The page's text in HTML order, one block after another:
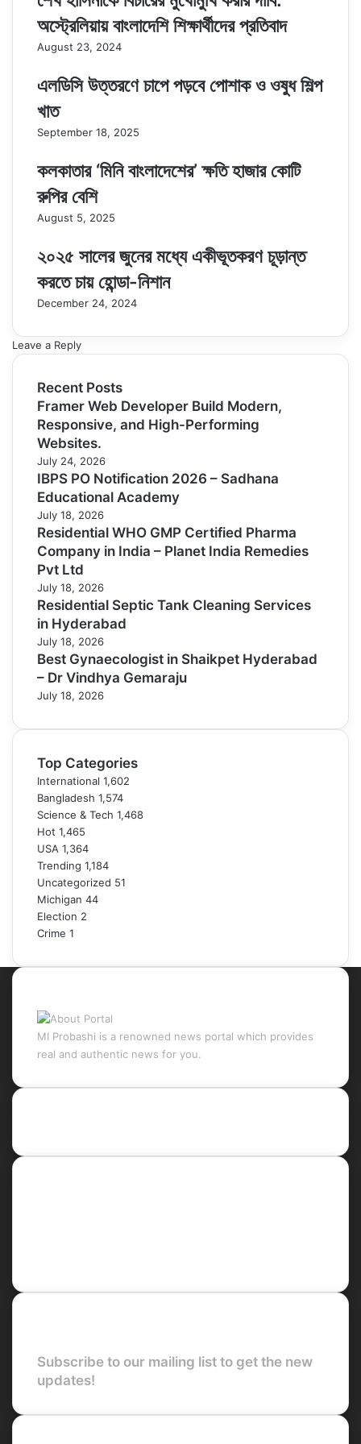
অস্ট্রেলিয়ায় বাংলাদেশি শিক্ষার্থীদের প্রতিবাদ
August 23, 2024
এলডিসি উত্তরণে চাপে পড়বে পোশাক ও ওষুধ শিল্প
খাত
September 18, 2025
কলকাতার ‘মিনি বাংলাদেশের’ ক্ষতি হাজার কোটি
রুপির বেশি
August 5, 2025
২০২৫ সালের জুনের মধ্যে একীভূতকরণ চূড়ান্ত
করতে চায় হোন্ডা-নিশান
December 24, 2024
Leave a Reply
Recent Posts
Framer Web Developer Build Modern,
Responsive, and High-Performing
Websites.
July 24, 2026
IBPS PO Notification 2026 – Sadhana
Educational Academy
July 18, 2026
Residential WHO GMP Certified Pharma
Company in India – Planet India Remedies
Pvt Ltd
July 18, 2026
Residential Septic Tank Cleaning Services
in Hyderabad
July 18, 2026
Best Gynaecologist in Shaikpet Hyderabad
– Dr Vindhya Gemaraju
July 18, 2026
Top Categories
International 1,602
Bangladesh 1,574
Science & Tech 1,468
Hot 1,465
USA 1,364
Trending 1,184
Uncategorized 51
Michigan 44
Election 2
Crime 1
MI Probashi is a renowned news portal which provides
real and authentic news for you.
Subscribe to our mailing list to get the new
updates!